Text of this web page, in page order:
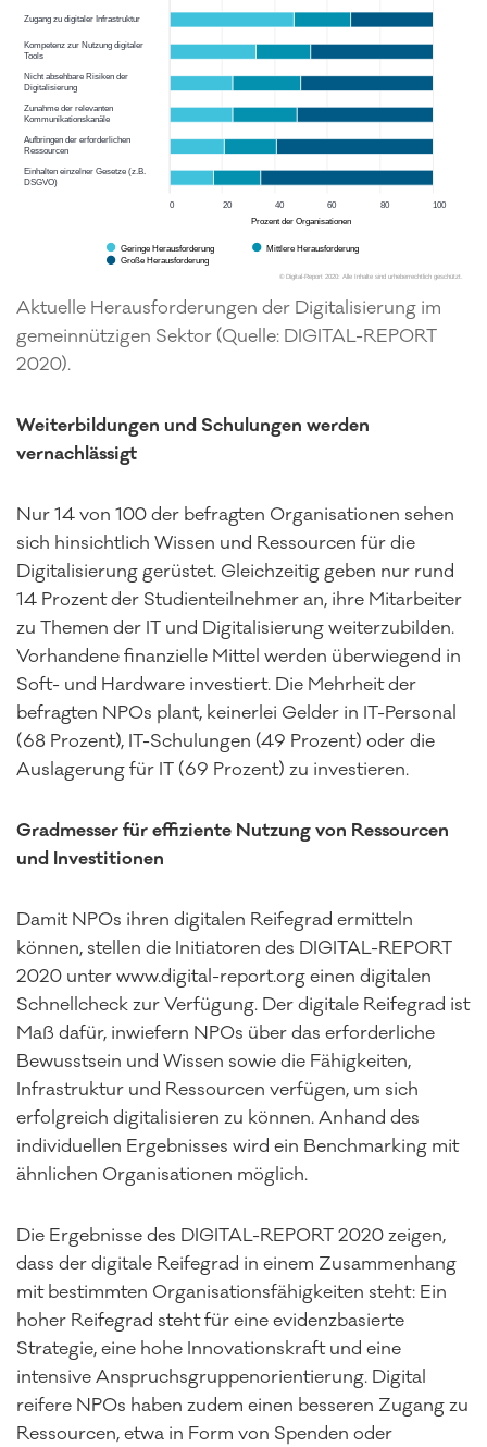
Aktuelle Herausforderungen der Digitalisierung im
gemeinnützigen Sektor (Quelle: DIGITAL-REPORT
2020).
Weiterbildungen und Schulungen werden
vernachlässigt
Nur 14 von 100 der befragten Organisationen sehen
sich hinsichtlich Wissen und Ressourcen für die
Digitalisierung gerüstet. Gleichzeitig geben nur rund
14 Prozent der Studienteilnehmer an, ihre Mitarbeiter
zu Themen der IT und Digitalisierung weiterzubilden.
Vorhandene finanzielle Mittel werden überwiegend in
Soft- und Hardware investiert. Die Mehrheit der
befragten NPOs plant, keinerlei Gelder in IT-Personal
(68 Prozent), IT-Schulungen (49 Prozent) oder die
Auslagerung für IT (69 Prozent) zu investieren.
Gradmesser für effiziente Nutzung von Ressourcen
und Investitionen
Damit NPOs ihren digitalen Reifegrad ermitteln
können, stellen die Initiatoren des DIGITAL-REPORT
2020 unter www.digital-report.org einen digitalen
Schnellcheck zur Verfügung. Der digitale Reifegrad ist
Maß dafür, inwiefern NPOs über das erforderliche
Bewusstsein und Wissen sowie die Fähigkeiten,
Infrastruktur und Ressourcen verfügen, um sich
erfolgreich digitalisieren zu können. Anhand des
individuellen Ergebnisses wird ein Benchmarking mit
ähnlichen Organisationen möglich.
Die Ergebnisse des DIGITAL-REPORT 2020 zeigen,
dass der digitale Reifegrad in einem Zusammenhang
mit bestimmten Organisationsfähigkeiten steht: Ein
hoher Reifegrad steht für eine evidenzbasierte
Strategie, eine hohe Innovationskraft und eine
intensive Anspruchsgruppenorientierung. Digital
reifere NPOs haben zudem einen besseren Zugang zu
Ressourcen, etwa in Form von Spenden oder